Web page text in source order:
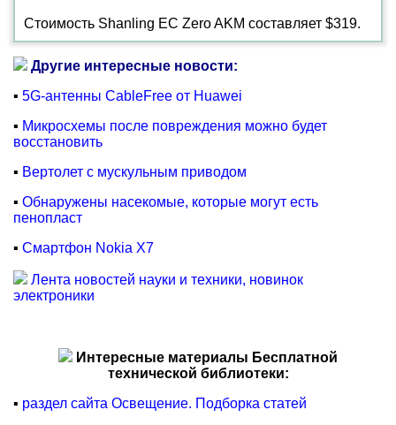
Стоимость Shanling EC Zero AKM составляет $319.
Другие интересные новости:
▪ 5G-антенны CableFree от Huawei
▪ Микросхемы после повреждения можно будет
восстановить
▪ Вертолет с мускульным приводом
▪ Обнаружены насекомые, которые могут есть
пенопласт
▪ Смартфон Nokia X7
Лента новостей науки и техники, новинок
электроники
Интересные материалы Бесплатной
технической библиотеки:
▪ раздел сайта Освещение. Подборка статей